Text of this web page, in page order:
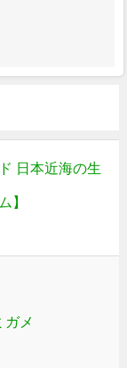
日本近海の生
】
ガメ